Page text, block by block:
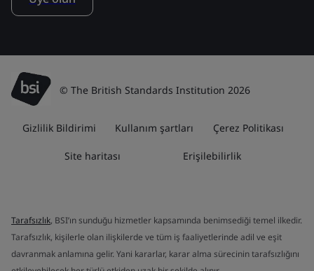
© The British Standards Institution 2026
Gizlilik Bildirimi Kullanım şartları Çerez Politikası
Site haritası Erişilebilirlik
Tarafsızlık, BSI’ın sunduğu hizmetler kapsamında benimsediği temel ilkedir.
Tarafsızlık, kişilerle olan ilişkilerde ve tüm iş faaliyetlerinde adil ve eşit
davranmak anlamına gelir. Yani kararlar, karar alma sürecinin tarafsızlığını